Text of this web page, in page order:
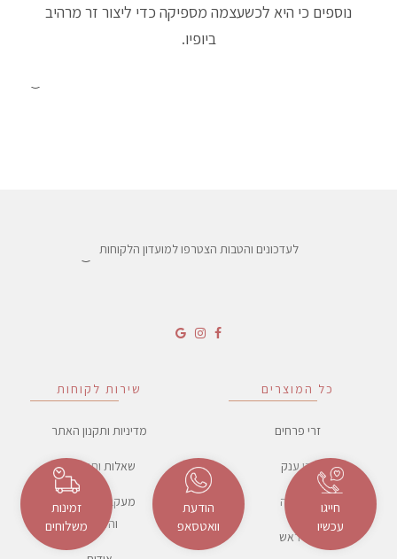
נוספים כי היא לכשעצמה מספיקה כדי ליצור זר מרהיב
ביופיו.
כל המוצרים
זרי פרחים
זרי ענק
זרי כלה
זרי ראש
שירות לקוחות
מדיניות ותקנון האתר
שאלות ותשובות
מעקב משלוחים
והזמנות
לעדכונים והטבות הצטרפו למועדון הלקוחות
זמינות
משלוחים
הודעת
וואטסאפ
חייגו
עכשיו